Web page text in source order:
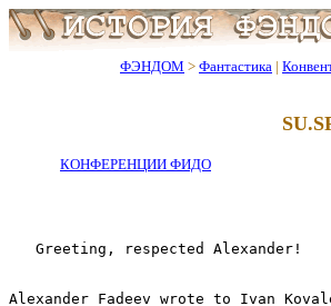
ФЭНДОМ > Фантастика |
КОНФЕРЕНЦИИ ФИДО
   Greeting, respected Alexander!